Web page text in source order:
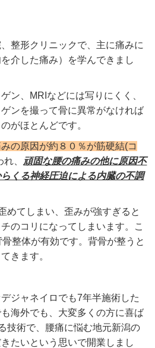
整形クリニックで、主に痛みに
介した痛み）を学んできまし
ン、MRIなどには写りにくく、
ンを撮って骨に異常がなければ
がほとんどです。
の原因が約８０％が筋硬結(コ
、 頑固な腰の痛みの他に原因不
くる神経圧迫による内臓の不調
めてしまい、歪みが強すぎると
のコリになってしまいます。こ
整体が有効です。背骨が整うと
きます。
ジャネイロでも7年半施術した
海外でも、大変多くの方に喜ば
技術で、腰痛に悩む地元新潟の
たいという思いで開業しまし